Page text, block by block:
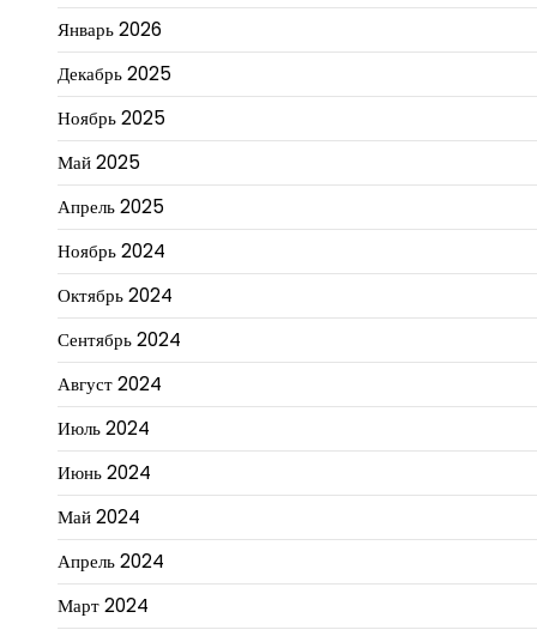
Январь 2026
Декабрь 2025
Ноябрь 2025
Май 2025
Апрель 2025
Ноябрь 2024
Октябрь 2024
Сентябрь 2024
Август 2024
Июль 2024
Июнь 2024
Май 2024
Апрель 2024
Март 2024